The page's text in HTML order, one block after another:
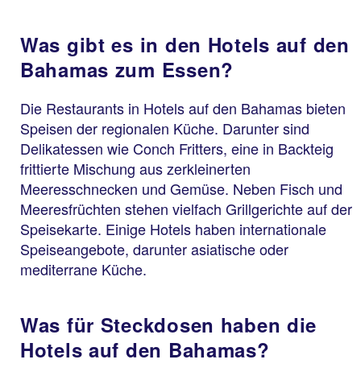
Was gibt es in den Hotels auf den
Bahamas zum Essen?
Die Restaurants in Hotels auf den Bahamas bieten
Speisen der regionalen Küche. Darunter sind
Delikatessen wie Conch Fritters, eine in Backteig
frittierte Mischung aus zerkleinerten
Meeresschnecken und Gemüse. Neben Fisch und
Meeresfrüchten stehen vielfach Grillgerichte auf der
Speisekarte. Einige Hotels haben internationale
Speiseangebote, darunter asiatische oder
mediterrane Küche.
Was für Steckdosen haben die
Hotels auf den Bahamas?